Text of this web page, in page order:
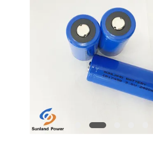
PRIVACY
POLICY